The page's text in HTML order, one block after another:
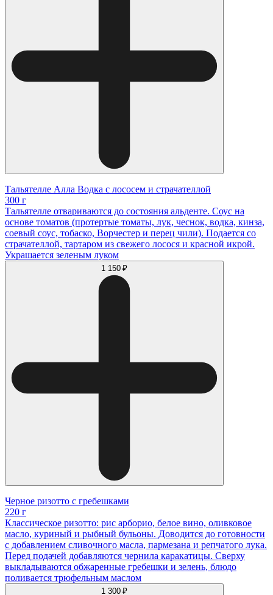
Тальятелле Алла Водка с лососем и страчателлой
300 г
Тальятелле отвариваются до состояния альденте. Соус на
основе томатов (протертые томаты, лук, чеснок, водка, кинза,
соевый соус, тобаско, Ворчестер и перец чили). Подается со
страчателлой, тартаром из свежего лосося и красной икрой.
Украшается зеленым луком
1 150 ₽
Черное ризотто с гребешками
220 г
Классическое ризотто: рис арборио, белое вино, оливковое
масло, куриный и рыбный бульоны. Доводится до готовности
с добавлением сливочного масла, пармезана и репчатого лука.
Перед подачей добавляются чернила каракатицы. Сверху
выкладываются обжаренные гребешки и зелень, блюдо
поливается трюфельным маслом
1 300 ₽